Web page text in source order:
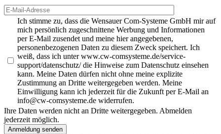
Ich stimme zu, dass die Wensauer Com-Systeme GmbH mir auf
mich persönlich zugeschnittene Werbung und Informationen
per E-Mail zusendet und meine hier angegebenen,
personenbezogenen Daten zu diesem Zweck speichert. Ich
weiß, dass ich unter www.cw-comsysteme.de/service-
support/datenschutz/ die Hinweise zum Datenschutz einsehen
kann. Meine Daten dürfen nicht ohne meine explizite
Zustimmung an Dritte weitergegeben werden. Meine
Einwilligung kann ich jederzeit für die Zukunft per E-Mail an
info@cw-comsysteme.de widerrufen.
Ihre Daten werden nicht an Dritte weitergegeben. Abmelden
jederzeit möglich.
Anmeldung senden